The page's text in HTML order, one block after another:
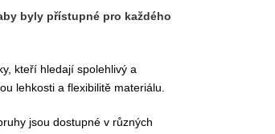
byly přístupné pro každého
kteří hledají spolehlivý a
lehkosti a flexibilitě materiálu.
jsou dostupné v různých